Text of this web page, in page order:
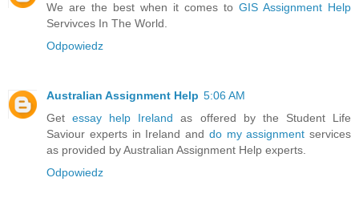
We are the best when it comes to GIS Assignment Help
Servivces In The World.
Odpowiedz
Australian Assignment Help 5:06 AM
Getessay help Ireland as offered by the Student Life
Saviour experts in Ireland and do my assignment services
as provided by Australian Assignment Help experts.
Odpowiedz